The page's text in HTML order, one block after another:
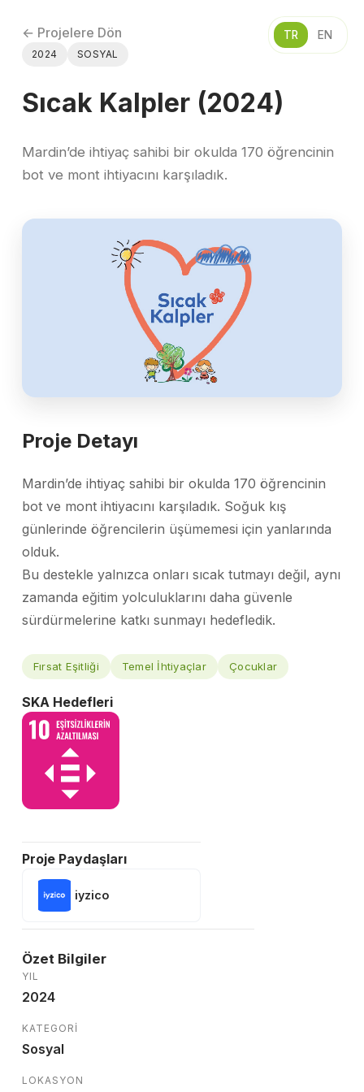
TR EN
← Projelere Dön
2024 SOSYAL
Sıcak Kalpler (2024)
Mardin’de ihtiyaç sahibi bir okulda 170 öğrencinin
bot ve mont ihtiyacını karşıladık.
Proje Detayı
Mardin’de ihtiyaç sahibi bir okulda 170 öğrencinin
bot ve mont ihtiyacını karşıladık. Soğuk kış
günlerinde öğrencilerin üşümemesi için yanlarında
olduk.
Bu destekle yalnızca onları sıcak tutmayı değil, aynı
zamanda eğitim yolculuklarını daha güvenle
sürdürmelerine katkı sunmayı hedefledik.
Fırsat Eşitliği Temel İhtiyaçlar Çocuklar
SKA Hedefleri
Proje Paydaşları
iyzico
Özet Bilgiler
YIL
2024
KATEGORI
Sosyal
LOKASYON